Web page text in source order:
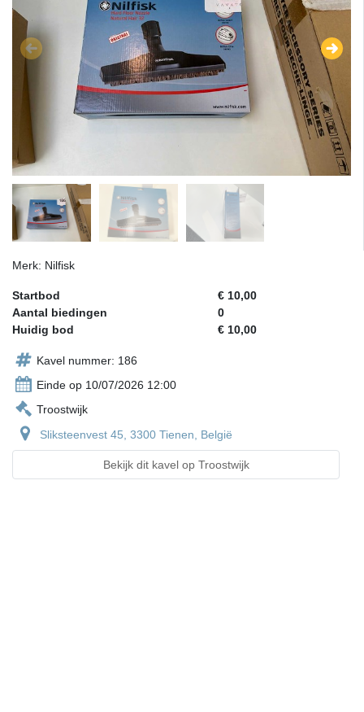
Merk: Nilfisk
Startbod
€ 10,00
Aantal biedingen
0
Huidig bod
€ 10,00
Kavel nummer: 186
Einde op 10/07/2026 12:00
Troostwijk
Sliksteenvest 45, 3300 Tienen, België
Bekijk dit kavel op Troostwijk